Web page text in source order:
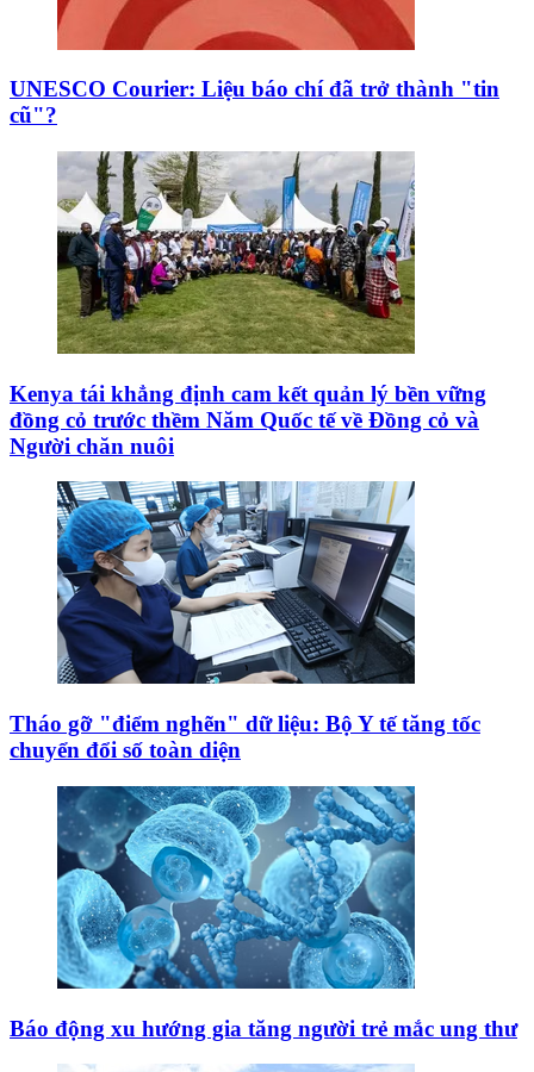
UNESCO Courier: Liệu báo chí đã trở thành "tin
cũ"?
Kenya tái khẳng định cam kết quản lý bền vững
đồng cỏ trước thềm Năm Quốc tế về Đồng cỏ và
Người chăn nuôi
Tháo gỡ "điểm nghẽn" dữ liệu: Bộ Y tế tăng tốc
chuyển đổi số toàn diện
Báo động xu hướng gia tăng người trẻ mắc ung thư